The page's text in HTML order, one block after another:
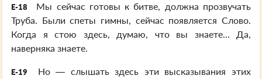
E-18
Мы сейчас готовы к битве, должна прозвучать
Труба. Были спеты гимны, сейчас появляется Слово.
Когда я стою здесь, думаю, что вы знаете... Да,
наверняка знаете.
E-19
Но — слышать здесь эти высказывания этих